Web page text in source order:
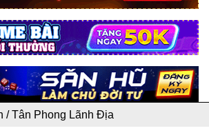
/Tân Phong Lãnh Địa